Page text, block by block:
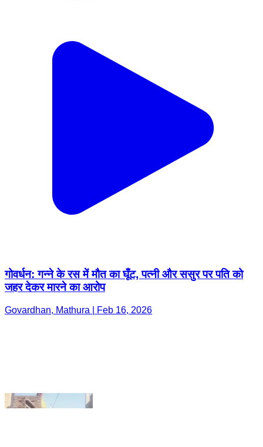
गोवर्धन: गन्ने के रस में मौत का घूँट, पत्नी और ससुर पर पति को